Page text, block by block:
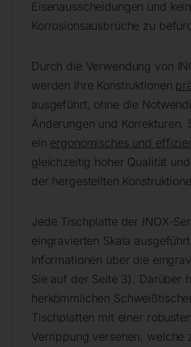
Eisenausscheidungen und
Korrosionsausbrüche zu
Durch die Verwendung von
werden Ihre Konstruktionen
ausgeführt, ohne die
Änderungen und Korrekturen.
ein ergonomisches und
gleichzeitig hoher Qualität
der hergestellten
Jede Tischplatte der INOX-
eingravierten Skala
Informationen über die
Sie auf der Seite 3). Darüber
herkömmlichen
Tischplatten mit einer
Verrippung versehen, welche